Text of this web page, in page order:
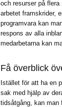
och resurser på
arbetet framskrider,
programvara kan
respons av alla
medarbetarna kan
Få överblick
Istället för att ha en
sak med hjälp av
tidsåtgång, kan man